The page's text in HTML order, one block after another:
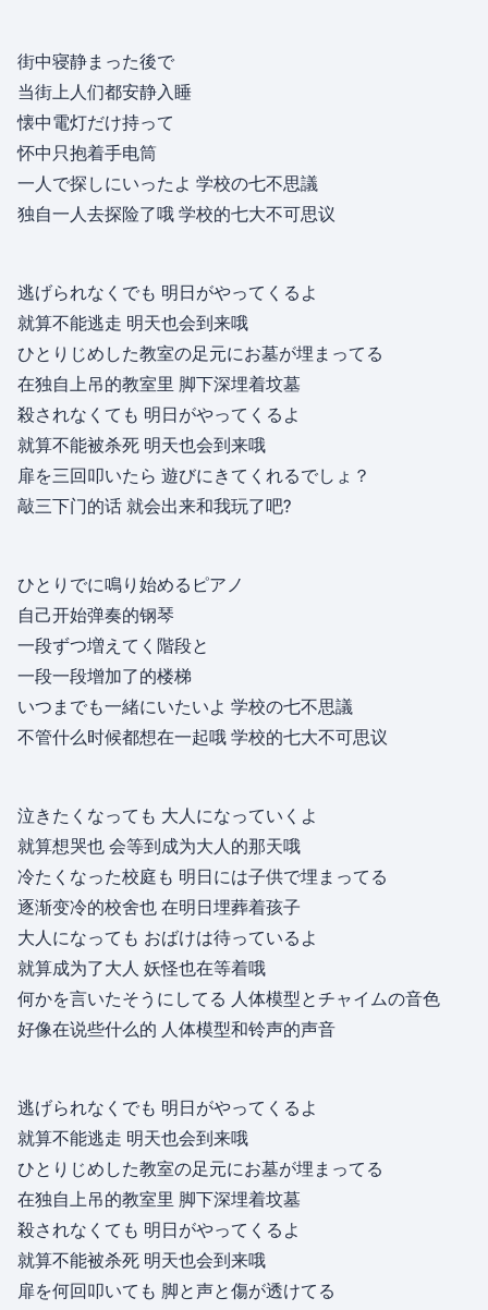
街中寝静まった後で
当街上人们都安静入睡
懐中電灯だけ持って
怀中只抱着手电筒
一人で探しにいったよ 学校の七不思議
独自一人去探险了哦 学校的七大不可思议
逃げられなくでも 明日がやってくるよ
就算不能逃走 明天也会到来哦
ひとりじめした教室の足元にお墓が埋まってる
在独自上吊的教室里 脚下深埋着坟墓
殺されなくても 明日がやってくるよ
就算不能被杀死 明天也会到来哦
扉を三回叩いたら 遊びにきてくれるでしょ？
敲三下门的话 就会出来和我玩了吧?
ひとりでに鳴り始めるピアノ
自己开始弹奏的钢琴
一段ずつ増えてく階段と
一段一段增加了的楼梯
いつまでも一緒にいたいよ 学校の七不思議
不管什么时候都想在一起哦 学校的七大不可思议
泣きたくなっても 大人になっていくよ
就算想哭也 会等到成为大人的那天哦
冷たくなった校庭も 明日には子供で埋まってる
逐渐变冷的校舍也 在明日埋葬着孩子
大人になっても おばけは待っているよ
就算成为了大人 妖怪也在等着哦
何かを言いたそうにしてる 人体模型とチャイムの音色
好像在说些什么的 人体模型和铃声的声音
逃げられなくでも 明日がやってくるよ
就算不能逃走 明天也会到来哦
ひとりじめした教室の足元にお墓が埋まってる
在独自上吊的教室里 脚下深埋着坟墓
殺されなくても 明日がやってくるよ
就算不能被杀死 明天也会到来哦
扉を何回叩いても 脚と声と傷が透けてる